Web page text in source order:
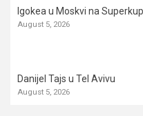
Igokea u Moskvi na
August 5, 2026
Danijel Tajs u Tel Avivu
August 5, 2026